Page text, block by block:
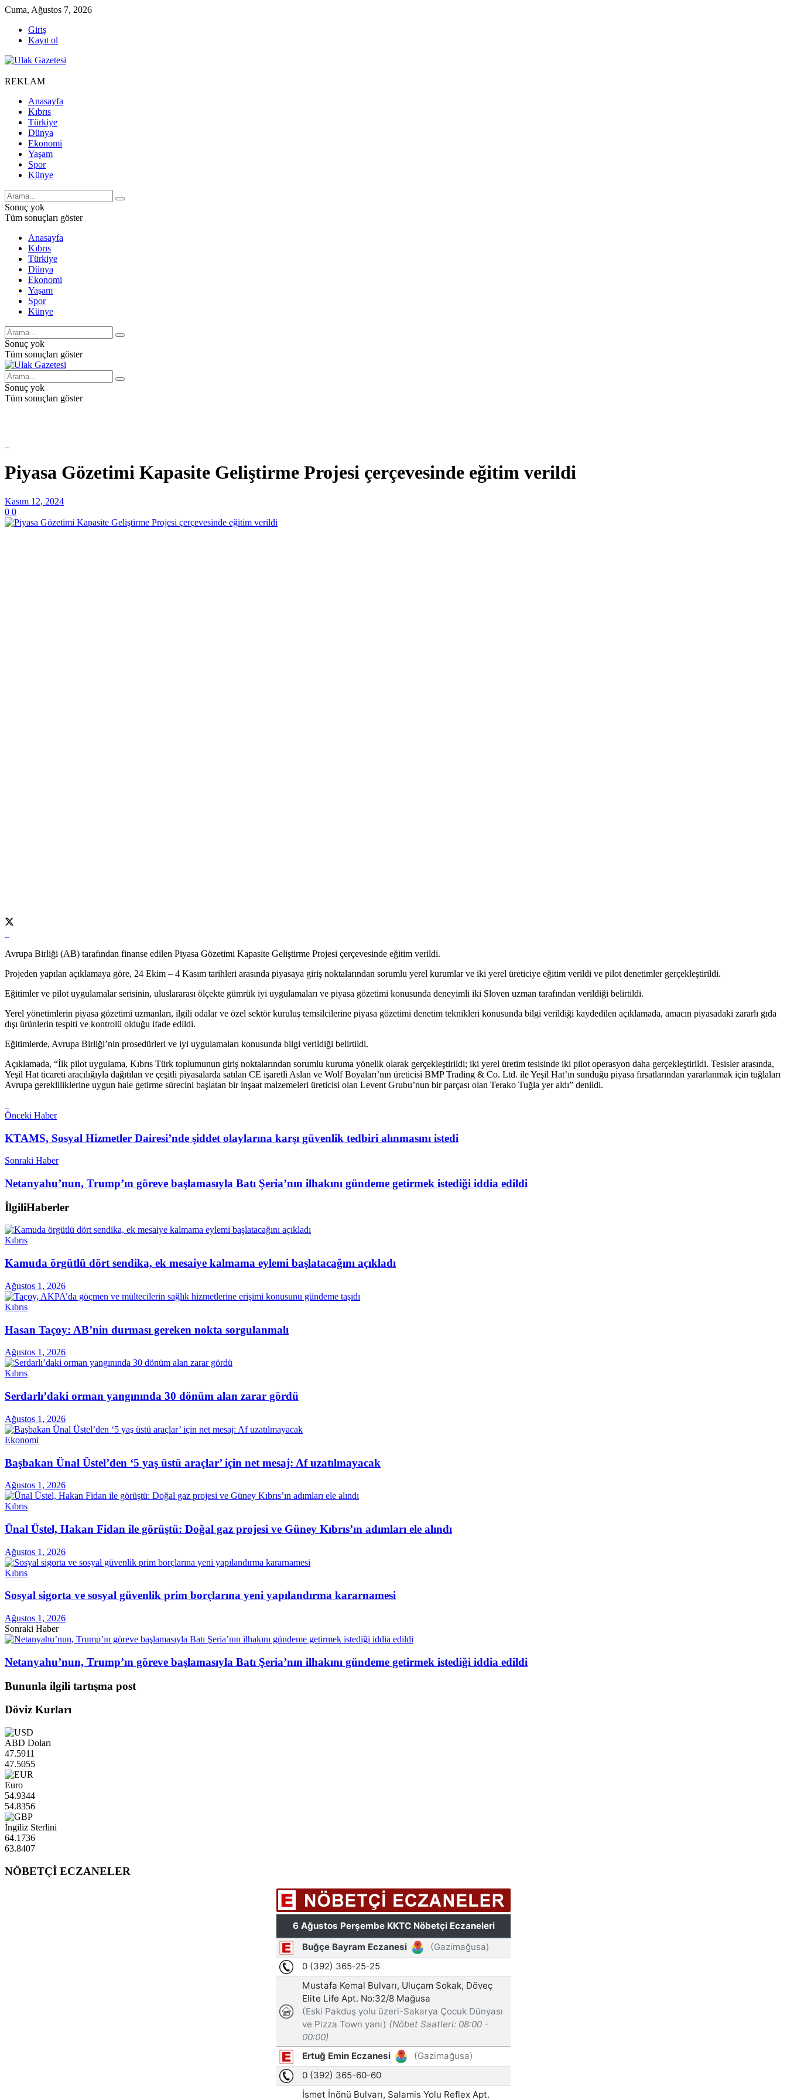
Cuma, Ağustos 7, 2026
Giriş
Kayıt ol
REKLAM
Anasayfa
Kıbrıs
Türkiye
Dünya
Ekonomi
Yaşam
Spor
Künye
Sonuç yok
Tüm sonuçları göster
Anasayfa
Kıbrıs
Türkiye
Dünya
Ekonomi
Yaşam
Spor
Künye
Sonuç yok
Tüm sonuçları göster
Sonuç yok
Tüm sonuçları göster
Piyasa Gözetimi Kapasite Geliştirme Projesi çerçevesinde eğitim verildi
Kasım 12, 2024
0 0
Avrupa Birliği (AB) tarafından finanse edilen Piyasa Gözetimi Kapasite Geliştirme Projesi çerçevesinde eğitim verildi.
Projeden yapılan açıklamaya göre, 24 Ekim – 4 Kasım tarihleri arasında piyasaya giriş noktalarından sorumlu yerel kurumlar ve iki yerel üreticiye eğitim verildi ve pilot denetimler gerçekleştirildi.
Eğitimler ve pilot uygulamalar serisinin, uluslararası ölçekte gümrük iyi uygulamaları ve piyasa gözetimi konusunda deneyimli iki Sloven uzman tarafından verildiği belirtildi.
Yerel yönetimlerin piyasa gözetimi uzmanları, ilgili odalar ve özel sektör kuruluş temsilcilerine piyasa gözetimi denetim teknikleri konusunda bilgi verildiği kaydedilen açıklamada, amacın piyasadaki zararlı gıda
dışı ürünlerin tespiti ve kontrolü olduğu ifade edildi.
Eğitimlerde, Avrupa Birliği’nin prosedürleri ve iyi uygulamaları konusunda bilgi verildiği belirtildi.
Açıklamada, “İlk pilot uygulama, Kıbrıs Türk toplumunun giriş noktalarından sorumlu kuruma yönelik olarak gerçekleştirildi; iki yerel üretim tesisinde iki pilot operasyon daha gerçekleştirildi. Tesisler arasında,
Yeşil Hat ticareti aracılığıyla dağıtılan ve çeşitli piyasalarda satılan CE işaretli Aslan ve Wolf Boyaları’nın üreticisi BMP Trading & Co. Ltd. ile Yeşil Hat’ın sunduğu piyasa fırsatlarından yararlanmak için tuğlaları
Avrupa gerekliliklerine uygun hale getirme sürecini başlatan bir inşaat malzemeleri üreticisi olan Levent Grubu’nun bir parçası olan Terako Tuğla yer aldı” denildi.
Önceki Haber
KTAMS, Sosyal Hizmetler Dairesi’nde şiddet olaylarına karşı güvenlik tedbiri alınmasını istedi
Sonraki Haber
Netanyahu’nun, Trump’ın göreve başlamasıyla Batı Şeria’nın ilhakını gündeme getirmek istediği iddia edildi
İlgiliHaberler
Kıbrıs
Kamuda örgütlü dört sendika, ek mesaiye kalmama eylemi başlatacağını açıkladı
Ağustos 1, 2026
Kıbrıs
Hasan Taçoy: AB’nin durması gereken nokta sorgulanmalı
Ağustos 1, 2026
Kıbrıs
Serdarlı’daki orman yangınında 30 dönüm alan zarar gördü
Ağustos 1, 2026
Ekonomi
Başbakan Ünal Üstel’den ‘5 yaş üstü araçlar’ için net mesaj: Af uzatılmayacak
Ağustos 1, 2026
Kıbrıs
Ünal Üstel, Hakan Fidan ile görüştü: Doğal gaz projesi ve Güney Kıbrıs’ın adımları ele alındı
Ağustos 1, 2026
Kıbrıs
Sosyal sigorta ve sosyal güvenlik prim borçlarına yeni yapılandırma kararnamesi
Ağustos 1, 2026
Sonraki Haber
Netanyahu’nun, Trump’ın göreve başlamasıyla Batı Şeria’nın ilhakını gündeme getirmek istediği iddia edildi
Bununla ilgili tartışma post
Döviz Kurları
ABD Doları
47.5911
47.5055
Euro
54.9344
54.8356
İngiliz Sterlini
64.1736
63.8407
NÖBETÇİ ECZANELER